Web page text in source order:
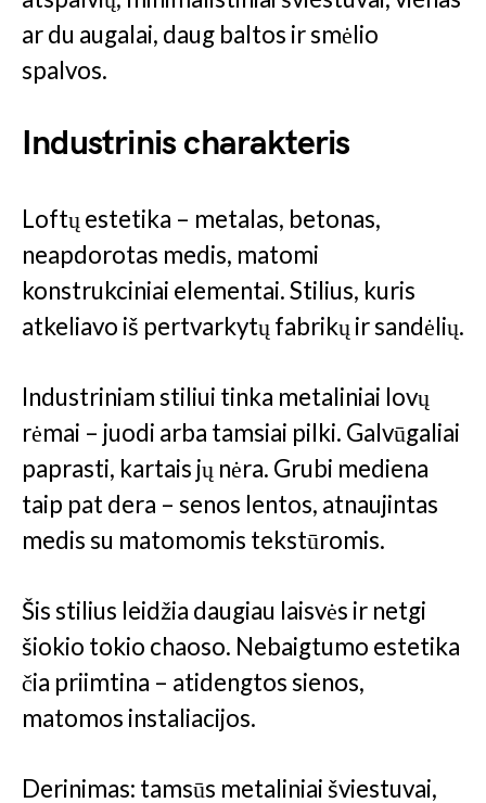
ar du augalai, daug baltos ir smėlio
spalvos.
Industrinis charakteris
Loftų estetika – metalas, betonas,
neapdorotas medis, matomi
konstrukciniai elementai. Stilius, kuris
atkeliavo iš pertvarkytų fabrikų ir sandėlių.
Industriniam stiliui tinka metaliniai lovų
rėmai – juodi arba tamsiai pilki. Galvūgaliai
paprasti, kartais jų nėra. Grubi mediena
taip pat dera – senos lentos, atnaujintas
medis su matomomis tekstūromis.
Šis stilius leidžia daugiau laisvės ir netgi
šiokio tokio chaoso. Nebaigtumo estetika
čia priimtina – atidengtos sienos,
matomos instaliacijos.
Derinimas: tamsūs metaliniai šviestuvai,